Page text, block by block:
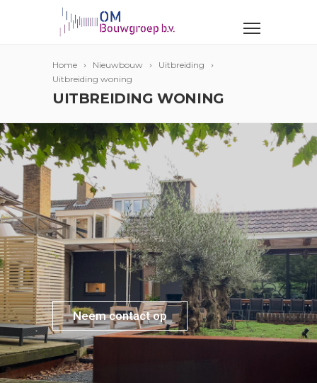
Home Nieuwbouw
Uitbreiding
Uitbreiding woning
UITBREIDING WONING
Neem contact op